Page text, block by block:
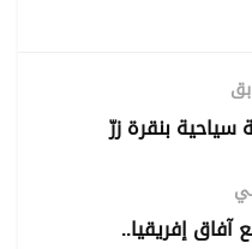
سياحية بنقرة زرّ
آفاق إفريقيا..